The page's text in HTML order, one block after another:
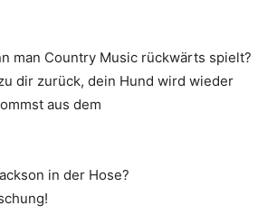
man Country Music rückwärts spielt?
dir zurück, dein Hund wird wieder
aus dem
in der Hose?